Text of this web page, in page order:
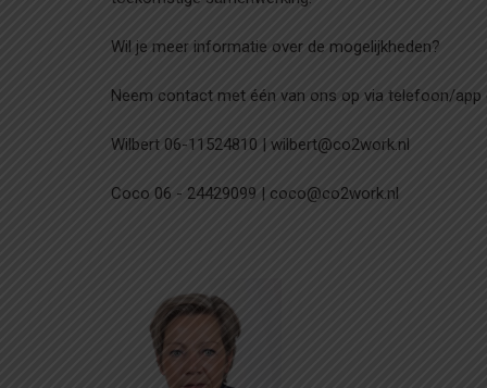
Wil je meer informatie over de mogelijkheden?
Neem contact met één van ons op via telefoon/app
Wilbert 06-11524810 | wilbert@co2work.nl
Coco 06 - 24429099 | coco@co2work.nl